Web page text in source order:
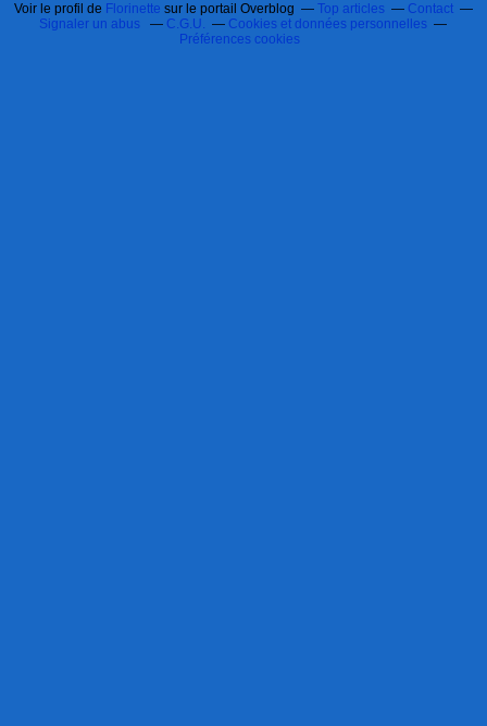
Voir le profil de Florinette sur le portail Overblog Top articles
Contact
Signaler un abus
C.G.U.
Cookies et données personnelles
Préférences cookies